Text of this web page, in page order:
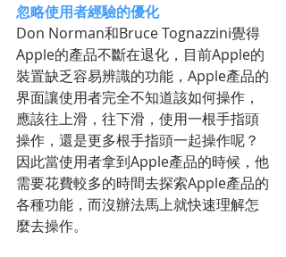
忽略使用者經驗的優化
Don Norman和Bruce Tognazzini覺得
Apple的產品不斷在退化，目前Apple的
裝置缺乏容易辨識的功能，Apple產品的
界面讓使用者完全不知道該如何操作，
應該往上滑，往下滑，使用一根手指頭
操作，還是更多根手指頭一起操作呢？
因此當使用者拿到Apple產品的時候，他
需要花費較多的時間去探索Apple產品的
各種功能，而沒辦法馬上就快速理解怎
麼去操作。